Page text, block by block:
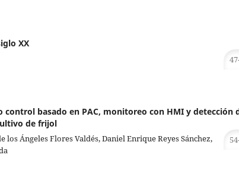
XX
basado en PAC, monitoreo con HMI y detección
de frijol
los Ángeles Flores Valdés, Daniel Enrique Reyes Sánchez,